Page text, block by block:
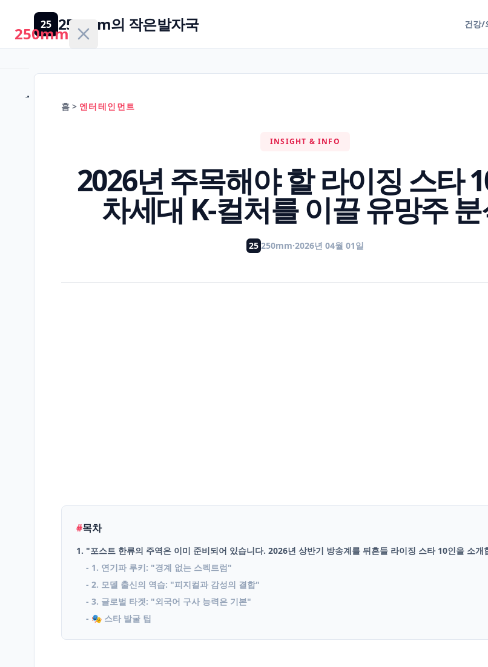
250mm
홈
25 250mm의 작은발자국 건강/
홈 > 엔터테인먼트
INSIGHT & INFO
2026년 주목해야 할 라이징 스타
차세대 K-컬처를 이끌 유망주
25 250mm·2026년 04월 01일
#목차
1. "포스트 한류의 주역은 이미 준비되어 있습니다. 2026년 상반기 방송계를 뒤흔들 라이징 스타 10인을 소개
- 1. 연기파 루키: "경계 없는 스펙트럼"
- 2. 모델 출신의 역습: "피지컬과 감성의 결합"
- 3. 글로벌 타겟: "외국어 구사 능력은 기본"
- 🎭 스타 발굴 팁